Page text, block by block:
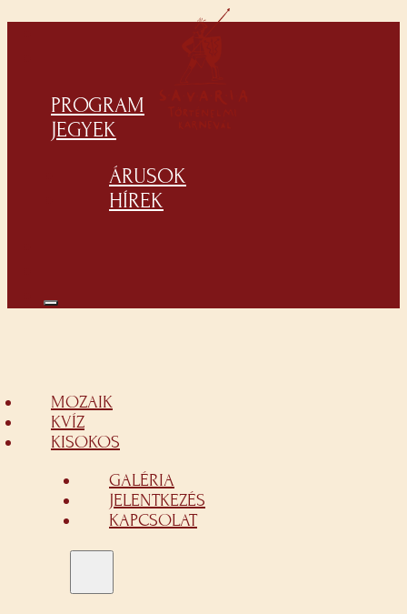
PROGRAM
JEGYEK
ÁRUSOK
HÍREK
MOZAIK
KVÍZ
KISOKOS
GALÉRIA
JELENTKEZÉS
KAPCSOLAT